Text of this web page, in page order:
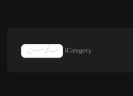
Category: عالمی خبریں